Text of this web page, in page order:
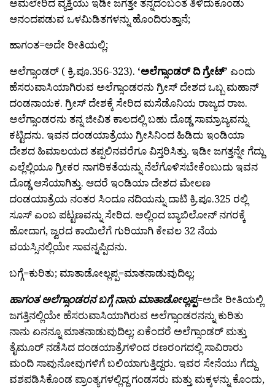
ಆನಂದಪಡುವ ಒಳಮಿಡಿತಗಳನ್ನು ಹೊಂದಿರುತ್ತಾನೆ;
ಹಾಗಂತ=ಅದೇ ರೀತಿಯಲ್ಲಿ;
ಅಲೆಗ್ಸಾಂಡರ್ ( ಕ್ರಿ.ಪೂ.356-323). ‘ಅಲೆಗ್ಸಾಂಡರ್ ದಿ ಗ್ರೇಟ್’ ಎಂದು
ಹೆಸರುವಾಸಿಯಾಗಿರುವ ಅಲೆಗ್ಸಾಂಡರನು ಗ್ರೀಸ್ ದೇಶದ ಒಬ್ಬ ಮಹಾನ್
ದಂಡನಾಯಕ. ಗ್ರೀಸ್ ದೇಶಕ್ಕೆ ಸೇರಿದ ಮಸೆಡೊನಿಯ ರಾಜ್ಯದ ರಾಜ.
ಅಲೆಗ್ಸಾಂಡರನು ತನ್ನ ಜೀವಿತ ಕಾಲದಲ್ಲಿ ಬಹು ದೊಡ್ಡ ಸಾಮ್ರಾಜ್ಯವನ್ನು
ಕಟ್ಟಿದನು. ಇವನ ದಂಡಯಾತ್ರೆಯು ಗ್ರೀಸಿನಿಂದ ಹಿಡಿದು ಇಂಡಿಯಾ
ದೇಶದ ಹಿಮಾಲಯದ ತಪ್ಪಲಿನವರೆಗೂ ವಿಸ್ತರಿಸಿತ್ತು. ಇಡೀ ಜಗತ್ತನ್ನೇ ಗೆದ್ದು
ಎಲ್ಲೆಲ್ಲಿಯೂ ಗ್ರೀಕರ ನಾಗರಿಕತೆಯನ್ನು ನೆಲೆಗೊಳಿಸಬೇಕೆಂಬುದು ಇವನ
ದೊಡ್ಡ ಆಸೆಯಾಗಿತ್ತು. ಆದರೆ ಇಂಡಿಯಾ ದೇಶದ ಮೇಲಣ
ದಂಡಯಾತ್ರೆಯ ನಂತರ ಸಿಂದೂ ನದಿಯನ್ನು ದಾಟಿ ಕ್ರಿ.ಪೂ.325 ರಲ್ಲಿ
ಸೂಸ್ ಎಂಬ ಪಟ್ಟಣವನ್ನು ಸೇರಿದ. ಅಲ್ಲಿಂದ ಬ್ಯಾಬಿಲೋನ್ ನಗರಕ್ಕೆ
ಹೋದಾಗ, ಜ್ವರದ ಕಾಯಿಲೆಗೆ ಗುರಿಯಾಗಿ ಕೇವಲ 32 ನೆಯ
ವಯಸ್ಸಿನಲ್ಲಿಯೇ ಸಾವನ್ನಪ್ಪಿದನು.
ಬಗ್ಗೆ=ಕುರಿತು; ಮಾತಾಡೋಲ್ಲಪ್ಪ=ಮಾತನಾಡುವುದಿಲ್ಲ;
ಹಾಗಂತ ಅಲೆಗ್ಸಾಂಡರನ ಬಗ್ಗೆ ನಾನು ಮಾತಾಡೋಲ್ಲಪ್ಪ=ಅದೇ ರೀತಿಯಲ್ಲಿ
ಜಗತ್ತಿನಲ್ಲಿಯೇ ಹೆಸರುವಾಸಿಯಾಗಿರುವ ಅಲೆಗ್ಸಾಂಡರನನ್ನು ಕುರಿತು
ನಾನು ಏನನ್ನೂ ಮಾತನಾಡುವುದಿಲ್ಲ; ಏಕೆಂದರೆ ಅಲೆಗ್ಸಾಂಡರ್ ಮತ್ತು
ತೈಮೂರ್ ನಡೆಸಿದ ದಂಡಯಾತ್ರೆಗಳಿಂದ ರಣರಂಗದಲ್ಲಿ ಸಾವಿರಾರು
ಮಂದಿ ಸಾವುನೋವುಗಳಿಗೆ ಬಲಿಯಾಗುತ್ತಿದ್ದರು. ಇವರ ಸೇನೆಯು ಗೆದ್ದು
ವಶಪಡಿಸಿಕೊಂಡ ಪ್ರಾಂತ್ಯಗಳಲ್ಲಿದ್ದ ಗಂಡಸರು ಮತ್ತು ಮಕ್ಕಳನ್ನು ಕೊಂದು,